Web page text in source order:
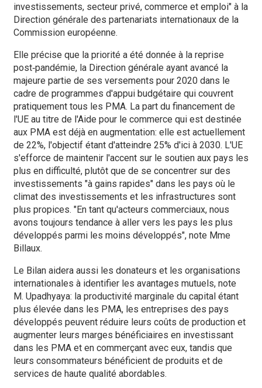
investissements, secteur privé, commerce et emploi" à la
Direction générale des partenariats internationaux de la
Commission européenne.
Elle précise que la priorité a été donnée à la reprise
post‑pandémie, la Direction générale ayant avancé la
majeure partie de ses versements pour 2020 dans le
cadre de programmes d'appui budgétaire qui couvrent
pratiquement tous les PMA. La part du financement de
l'UE au titre de l'Aide pour le commerce qui est destinée
aux PMA est déjà en augmentation: elle est actuellement
de 22%, l'objectif étant d'atteindre 25% d'ici à 2030. L'UE
s'efforce de maintenir l'accent sur le soutien aux pays les
plus en difficulté, plutôt que de se concentrer sur des
investissements "à gains rapides" dans les pays où le
climat des investissements et les infrastructures sont
plus propices. "En tant qu'acteurs commerciaux, nous
avons toujours tendance à aller vers les pays les plus
développés parmi les moins développés", note Mme
Billaux.
Le Bilan aidera aussi les donateurs et les organisations
internationales à identifier les avantages mutuels, note
M. Upadhyaya: la productivité marginale du capital étant
plus élevée dans les PMA, les entreprises des pays
développés peuvent réduire leurs coûts de production et
augmenter leurs marges bénéficiaires en investissant
dans les PMA et en commerçant avec eux, tandis que
leurs consommateurs bénéficient de produits et de
services de haute qualité abordables.